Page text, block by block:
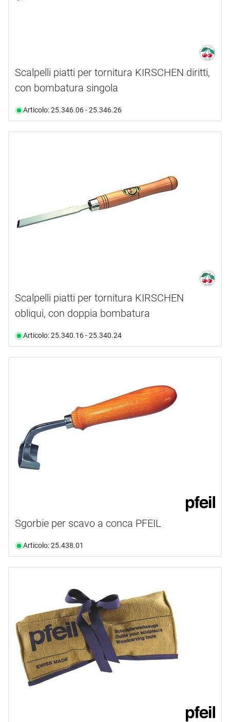
Scalpelli piatti per tornitura KIRSCHEN diritti,
con bombatura singola
Articolo: 25.346.06 - 25.346.26
Scalpelli piatti per tornitura KIRSCHEN
obliqui, con doppia bombatura
Articolo: 25.340.16 - 25.340.24
Sgorbie per scavo a conca PFEIL
Articolo: 25.438.01